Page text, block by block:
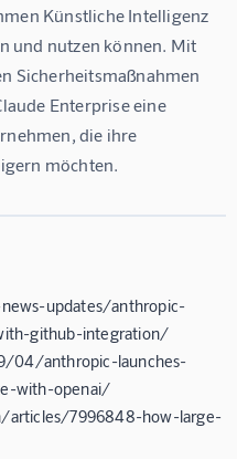
Künstliche Intelligenz
und nutzen können. Mit
Sicherheitsmaßnahmen
Enterprise eine
die ihre
möchten.
updates/anthropic-
github-integration/
anthropic-launches-
with-openai/
7996848-how-large-